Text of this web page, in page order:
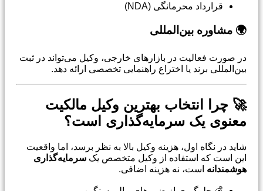
قرارداد محرمانگی (NDA)
🌍 مشاوره بین‌المللی
در صورت فعالیت در بازارهای خارجی، وکیل می‌تواند در ثبت
بین‌المللی برند یا اختراع راهنمایی تخصصی ارائه دهد.
🚀 چرا انتخاب بهترین وکیل مالکیت
معنوی یک سرمایه‌گذاری است؟
شاید در نگاه اول، هزینه وکیل بالا به نظر برسد، اما واقعیت
این است که استفاده از وکیل متخصص یک سرمایه‌گذاری
هوشمندانه است، نه هزینه اضافی.